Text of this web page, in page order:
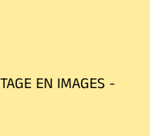
EN IMAGES -